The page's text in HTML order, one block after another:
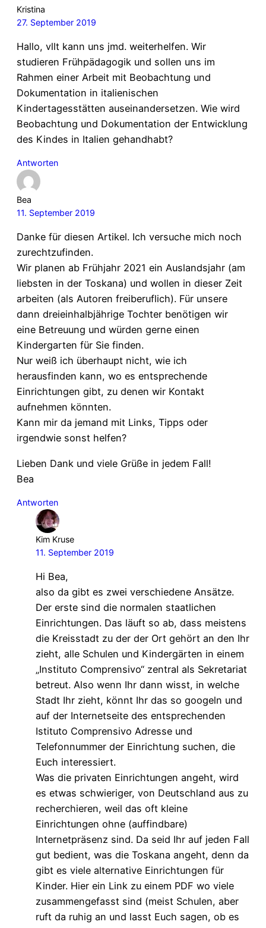
Kristina
27. September 2019
Hallo, vllt kann uns jmd. weiterhelfen. Wir
studieren Frühpädagogik und sollen uns im
Rahmen einer Arbeit mit Beobachtung und
Dokumentation in italienischen
Kindertagesstätten auseinandersetzen. Wie wird
Beobachtung und Dokumentation der Entwicklung
des Kindes in Italien gehandhabt?
Antworten
Bea
11. September 2019
Danke für diesen Artikel. Ich versuche mich noch
zurechtzufinden.
Wir planen ab Frühjahr 2021 ein Auslandsjahr (am
liebsten in der Toskana) und wollen in dieser Zeit
arbeiten (als Autoren freiberuflich). Für unsere
dann dreieinhalbjährige Tochter benötigen wir
eine Betreuung und würden gerne einen
Kindergarten für Sie finden.
Nur weiß ich überhaupt nicht, wie ich
herausfinden kann, wo es entsprechende
Einrichtungen gibt, zu denen wir Kontakt
aufnehmen könnten.
Kann mir da jemand mit Links, Tipps oder
irgendwie sonst helfen?
Lieben Dank und viele Grüße in jedem Fall!
Bea
Antworten
Kim Kruse
11. September 2019
Hi Bea,
also da gibt es zwei verschiedene Ansätze.
Der erste sind die normalen staatlichen
Einrichtungen. Das läuft so ab, dass meistens
die Kreisstadt zu der der Ort gehört an den Ihr
zieht, alle Schulen und Kindergärten in einem
„Instituto Comprensivo“ zentral als Sekretariat
betreut. Also wenn Ihr dann wisst, in welche
Stadt Ihr zieht, könnt Ihr das so googeln und
auf der Internetseite des entsprechenden
Istituto Comprensivo Adresse und
Telefonnummer der Einrichtung suchen, die
Euch interessiert.
Was die privaten Einrichtungen angeht, wird
es etwas schwieriger, von Deutschland aus zu
recherchieren, weil das oft kleine
Einrichtungen ohne (auffindbare)
Internetpräsenz sind. Da seid Ihr auf jeden Fall
gut bedient, was die Toskana angeht, denn da
gibt es viele alternative Einrichtungen für
Kinder. Hier ein Link zu einem PDF wo viele
zusammengefasst sind (meist Schulen, aber
ruft da ruhig an und lasst Euch sagen, ob es